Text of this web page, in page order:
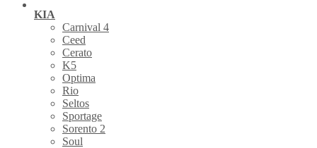
KIA
Carnival 4
Ceed
Cerato
K5
Optima
Rio
Seltos
Sportage
Sorento 2
Soul